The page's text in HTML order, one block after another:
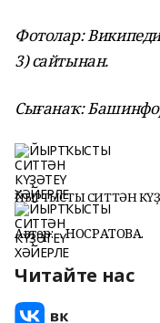
Фотолар:
3) сайтынан.
Сығанаҡ:
ЙЫРТҠЫСТЫ СИТТӘН
Автор: Ә. НОСРАТОВА.
Читайте нас